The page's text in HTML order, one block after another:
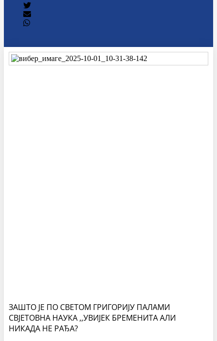
ЗАШТО ЈЕ ПО СВЕТОМ ГРИГОРИЈУ ПАЛАМИ
СВЈЕТОВНА НАУКА ,,УВИЈЕК БРЕМЕНИТА АЛИ
НИКАДА НЕ РАЂА?